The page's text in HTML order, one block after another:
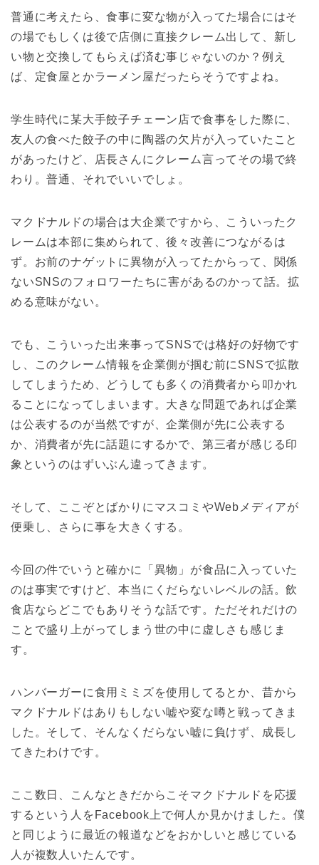
普通に考えたら、食事に変な物が入ってた場合にはそ
の場でもしくは後で店側に直接クレーム出して、新し
い物と交換してもらえば済む事じゃないのか？例え
ば、定食屋とかラーメン屋だったらそうですよね。
学生時代に某大手餃子チェーン店で食事をした際に、
友人の食べた餃子の中に陶器の欠片が入っていたこと
があったけど、店長さんにクレーム言ってその場で終
わり。普通、それでいいでしょ。
マクドナルドの場合は大企業ですから、こういったク
レームは本部に集められて、後々改善につながるは
ず。お前のナゲットに異物が入ってたからって、関係
ないSNSのフォロワーたちに害があるのかって話。拡
める意味がない。
でも、こういった出来事ってSNSでは格好の好物です
し、このクレーム情報を企業側が掴む前にSNSで拡散
してしまうため、どうしても多くの消費者から叩かれ
ることになってしまいます。大きな問題であれば企業
は公表するのが当然ですが、企業側が先に公表する
か、消費者が先に話題にするかで、第三者が感じる印
象というのはずいぶん違ってきます。
そして、ここぞとばかりにマスコミやWebメディアが
便乗し、さらに事を大きくする。
今回の件でいうと確かに「異物」が食品に入っていた
のは事実ですけど、本当にくだらないレベルの話。飲
食店ならどこでもありそうな話です。ただそれだけの
ことで盛り上がってしまう世の中に虚しさも感じま
す。
ハンバーガーに食用ミミズを使用してるとか、昔から
マクドナルドはありもしない嘘や変な噂と戦ってきま
した。そして、そんなくだらない嘘に負けず、成長し
てきたわけです。
ここ数日、こんなときだからこそマクドナルドを応援
するという人をFacebook上で何人か見かけました。僕
と同じように最近の報道などをおかしいと感じている
人が複数人いたんです。